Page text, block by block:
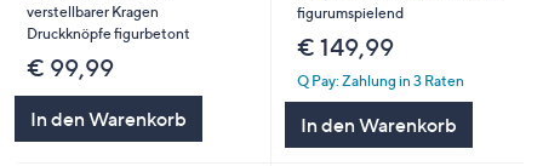
verstellbarer Kragen
Druckknöpfe figurbetont
€ 99,99
In den Warenkorb
figurumspielend
€ 149,99
Q Pay: Zahlung in 3 Raten
In den Warenkorb